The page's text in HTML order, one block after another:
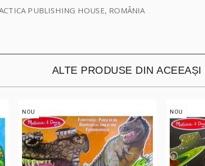
PUBLISHING HOUSE, ROMÂNIA
ALTE PRODUSE DIN
NOU NOU